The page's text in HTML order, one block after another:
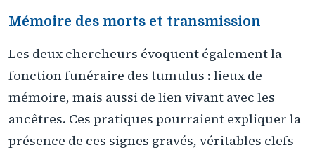
Mémoire des morts et transmission
Les deux chercheurs évoquent également la
fonction funéraire des tumulus : lieux de
mémoire, mais aussi de lien vivant avec les
ancêtres. Ces pratiques pourraient expliquer la
présence de ces signes gravés, véritables clefs